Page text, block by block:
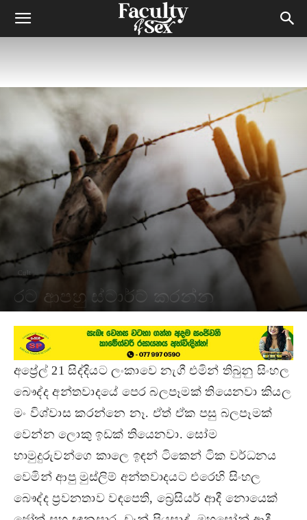
රට ආපහු ස්ටාර්ට් කරන්න
අප්‍රේල් 21 සිද්දියට ලංකාවෙ නැගී එමින් තිබුනු සිංහල
බෞද්ද අන්තවාදයේ පෙර බලපෑමක් තියෙනවා කියල
මං විශ්වාස කරන්නෙ නෑ. ඒත් ඒක පසු බලපෑමක්
වෙන්න ලොකු ඉඩක් තියෙනවා. සෝම
හාමුදුරුවන්ගෙ කාලෙ ඉඳන් ටිකෙන් ටික වර්ධනය
වෙමින් ආපු මුස්ලිම් අන්තවාදයට එරෙහි සිංහල
බෞද්ද ප්‍රවනතාව වඳපෙති, බ්‍රෙසියර් ආදී නොයෙක්